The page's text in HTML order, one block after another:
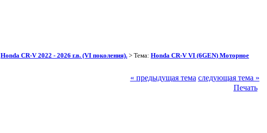
Honda CR-V 2022 - 2026 г.в. (VI поколения). > Тема: Honda CR-V VI (6GEN) Моторное
« предыдущая тема следующая тема »
Печать